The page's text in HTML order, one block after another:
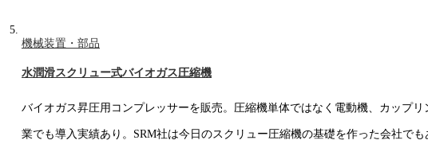
機械装置・部品
水潤滑スクリュー式バイオガス圧縮機
バイオガス昇圧用コンプレッサーを販売。圧縮機単体ではなく電動機、カップ
業でも導入実績あり。SRM社は今日のスクリュー圧縮機の基礎を作った会社で